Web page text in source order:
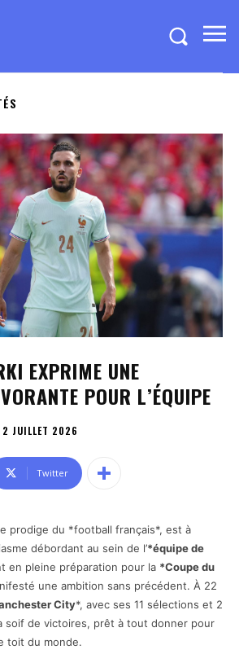
EXPRIME UNE
POUR L’ÉQUIPE
2 JUILLET 2026
Twitter
prodige du *football français*, est à
débordant au sein de l’*équipe de
en pleine préparation pour la *Coupe du
une ambition sans précédent. À 22
City*, avec ses 11 sélections et 2
soif de victoires, prêt à tout donner pour
toit du monde.